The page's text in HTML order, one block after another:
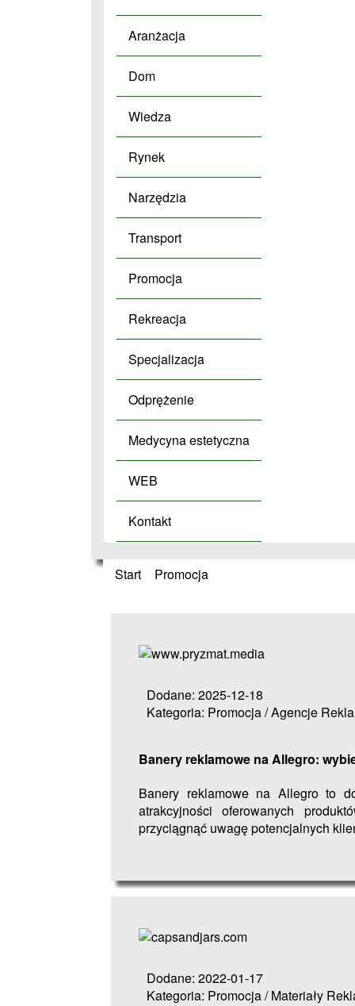
Aranżacja
Dom
Wiedza
Rynek
Narzędzia
Transport
Promocja
Rekreacja
Specjalizacja
Odprężenie
Medycyna estetyczna
WEB
Kontakt
Start Promocja
Dodane: 2025-12-18
Kategoria: Promocja / Agencje
Banery reklamowe na Allegro:
Banery reklamowe na Allegro to
atrakcyjności oferowanych
przyciągnąć uwagę potencjalnych
Dodane: 2022-01-17
Kategoria: Promocja / Materiały